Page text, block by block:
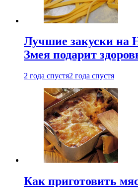
Лучшие закуски на
Змея подарит
2 года спустя2 года спустя
Как приготовить